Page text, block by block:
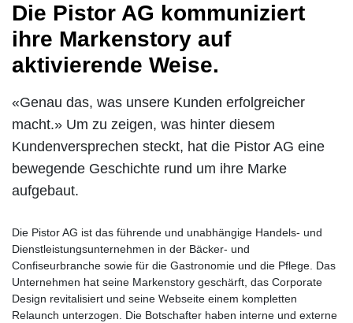
Die Pistor AG kommuniziert
ihre Marken­story auf
aktivierende Weise.
«Genau das, was unsere Kunden erfolgreicher
macht.» Um zu zeigen, was hinter diesem
Kundenversprechen steckt, hat die Pistor AG eine
bewegende Geschichte rund um ihre Marke
aufgebaut.
Die Pistor AG ist das führende und unabhängige Handels- und
Dienstleistungsunternehmen in der Bäcker- und
Confiseurbranche sowie für die Gastronomie und die Pflege. Das
Unternehmen hat seine Markenstory geschärft, das Corporate
Design revitalisiert und seine Webseite einem kompletten
Relaunch unterzogen. Die Botschafter haben interne und externe